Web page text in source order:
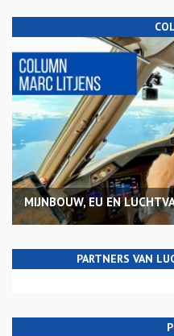
MIJNBOUW, EU EN
PARTNERS VAN